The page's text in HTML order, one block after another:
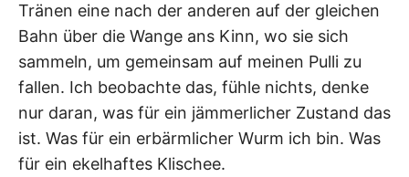
Tränen eine nach der anderen auf der gleichen
Bahn über die Wange ans Kinn, wo sie sich
sammeln, um gemeinsam auf meinen Pulli zu
fallen. Ich beobachte das, fühle nichts, denke
nur daran, was für ein jämmerlicher Zustand das
ist. Was für ein erbärmlicher Wurm ich bin. Was
für ein ekelhaftes Klischee.